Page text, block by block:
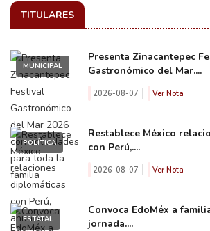
TITULARES
MUNICIPAL
Presenta Zinacantepec
Gastronómico del Mar....
2026-08-07 Ver Nota
POLÍTICA
Restablece México
con Perú,....
2026-08-07 Ver Nota
ESTATAL
Convoca EdoMéx a
jornada....